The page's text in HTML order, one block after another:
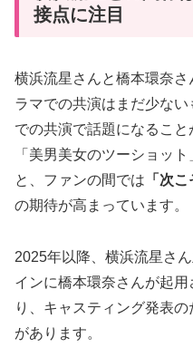
接点に注目
横浜流星さんと橋本環奈
ラマでの共演はまだ少な
での共演で話題になること
「美男美女のツーショッ
と、ファンの間では 「次
の期待が高まっています。
2025年以降、横浜流星さ
インに橋本環奈さんが起
り、キャスティング発表
があります。